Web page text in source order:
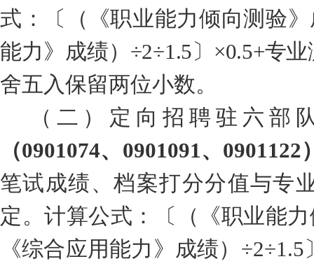
式：
〔 （《职业能力倾向测验》
能力》 成绩） ÷2÷1.5 〕 ×0.5+专业
舍五入保留两位小数。
（ 二 ） 定向招聘 驻六部
（0901074、 0901091、 0901122
笔试成绩、档案打分分值与专
定。计算公式：
〔（《职业能
《综合应用能力》成绩） ÷2÷1.5